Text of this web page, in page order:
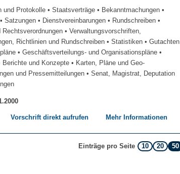
und Protokolle • Staatsverträge • Bekanntmachungen •
• Satzungen • Dienstvereinbarungen • Rundschreiben •
Rechtsverordnungen • Verwaltungsvorschriften,
Richtlinien und Rundschreiben • Statistiken • Gutachten
• Geschäftsverteilungs- und Organisationspläne •
Berichte und Konzepte • Karten, Pläne und Geo-
und Pressemitteilungen • Senat, Magistrat, Deputation
Vorschrift direkt aufrufen Mehr Informationen
Einträge pro Seite 10 20 50